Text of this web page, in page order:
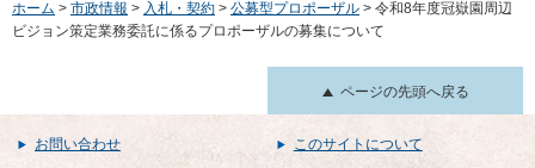
ホーム > 市政情報 > 入札・契約 > 公募型プロポーザル > 令和8年度冠嶽園周辺
ビジョン策定業務委託に係るプロポーザルの募集について
ページの先頭へ戻る
お問い合わせ このサイトについて